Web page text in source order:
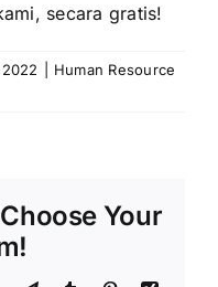
secara gratis!
Human Resource
Your